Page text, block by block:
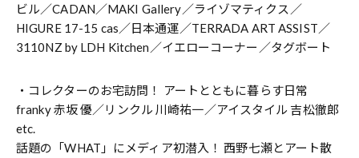
ビル／CADAN／MAKI Gallery／ライゾマティクス／
HIGURE 17-15 cas／日本通運／TERRADA ART ASSIST／
3110NZ by LDH Kitchen／イエローコーナー／タグボート
・コレクターのお宅訪問！ アートとともに暮らす日常
franky 赤坂 優／リンクル 川崎祐一／アイスタイル 吉松徹郎
etc.
話題の「WHAT」にメディア初潜入！ 西野七瀬とアート散